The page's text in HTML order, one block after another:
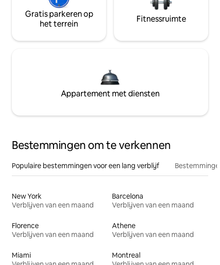
Gratis parkeren op
het terrein
Fitnessruimte
Appartement met diensten
Bestemmingen om te verkennen
Populaire bestemmingen voor een lang verblijf
New York
Verblijven van een maand
Barcelona
Verblijven van een maand
Florence
Verblijven van een maand
Athene
Verblijven van een maand
Miami
Montreal